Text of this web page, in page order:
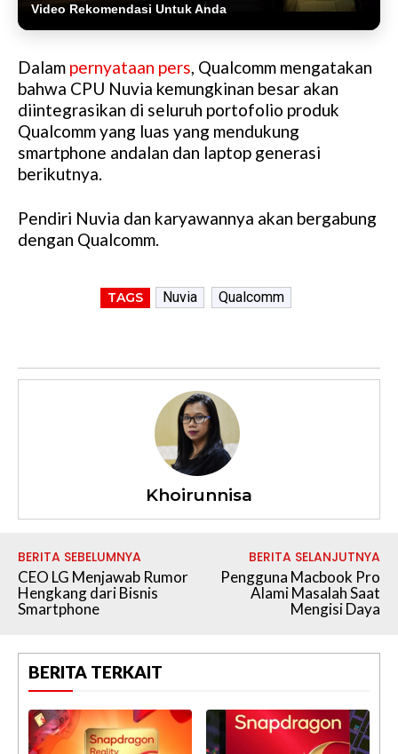
Video Rekomendasi Untuk Anda
Dalam pernyataan pers, Qualcomm mengatakan
bahwa CPU Nuvia kemungkinan besar akan
diintegrasikan di seluruh portofolio produk
Qualcomm yang luas yang mendukung
smartphone andalan dan laptop generasi
berikutnya.
Pendiri Nuvia dan karyawannya akan bergabung
dengan Qualcomm.
TAGS Nuvia Qualcomm
Khoirunnisa
BERITA SEBELUMNYA
CEO LG Menjawab Rumor
Hengkang dari Bisnis
Smartphone
BERITA SELANJUTNYA
Pengguna Macbook Pro
Alami Masalah Saat
Mengisi Daya
BERITA TERKAIT